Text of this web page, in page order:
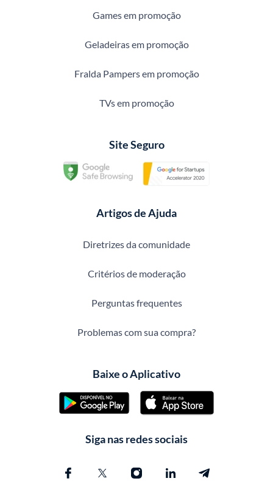
Games em promoção
Geladeiras em promoção
Fralda Pampers em promoção
TVs em promoção
Site Seguro
Artigos de Ajuda
Diretrizes da comunidade
Critérios de moderação
Perguntas frequentes
Problemas com sua compra?
Baixe o Aplicativo
Siga nas redes sociais